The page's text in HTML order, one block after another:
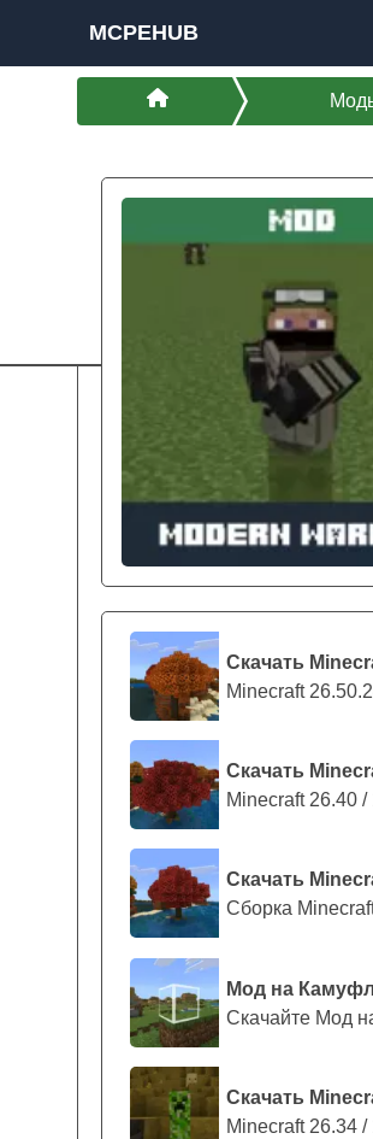
MCPEHUB
Скачать
Скачать
Скачать
Скачать